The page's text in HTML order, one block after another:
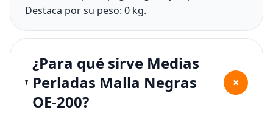
Destaca por su peso: 0 kg.
¿Para qué sirve Medias
Perladas Malla Negras
OE-200?
+